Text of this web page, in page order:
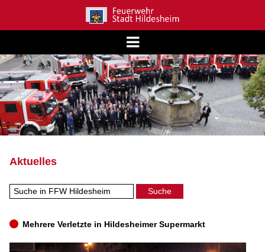
Aktuelles
Mehrere Verletzte in Hildesheimer Supermarkt